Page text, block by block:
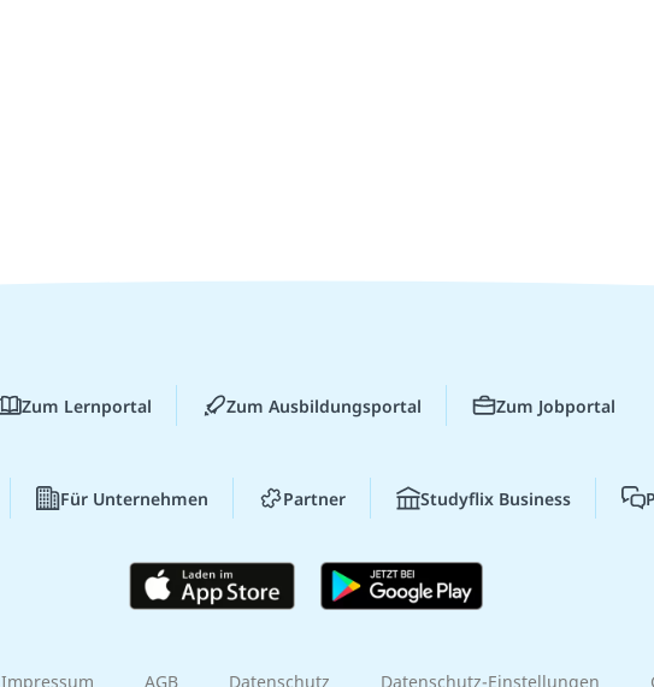
Zum Lernportal Zum Ausbildungsportal Zum Jobportal
Für Unternehmen Partner Studyflix Business
Impressum AGB Datenschutz Datenschutz-Einstellungen